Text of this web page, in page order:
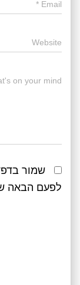
Email
*
Website
on your mind?
שמור
לפעם הבאה